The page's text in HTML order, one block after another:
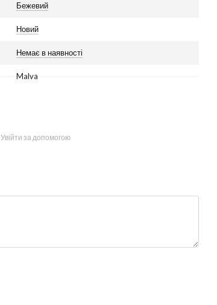
Бежевий
Новий
Немає в наявності
Malva
Увійти за допомогою